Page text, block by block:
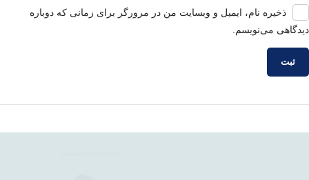
ذخیره نام، ایمیل و وبسایت من در مرورگر برای زمانی که دوباره
دیدگاهی می‌نویسم.